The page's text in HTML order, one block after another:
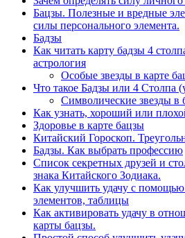
Бацзы. Полезные и вредные
силы персонального элемента.
Бадзы
Как читать карту бадзы 4
астрология
Особые звезды в карте
Что такое Бадзы или 4 Столпа
Символические звезды в
Как узнать, хороший или
Здоровье в карте бацзы
Китайский Гороскоп.
Бадзы. Как выбрать профессию
Список секретных друзей и
знака Китайского Зодиака.
Как улучшить удачу с
элементов, таблицы
Как активировать удачу в
карты бацзы.